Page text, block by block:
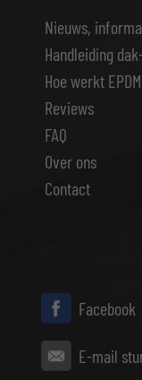
Nieuws,
Handleiding
Hoe werkt
Reviews
FAQ
Over ons
Contact
Facebook
E-mail